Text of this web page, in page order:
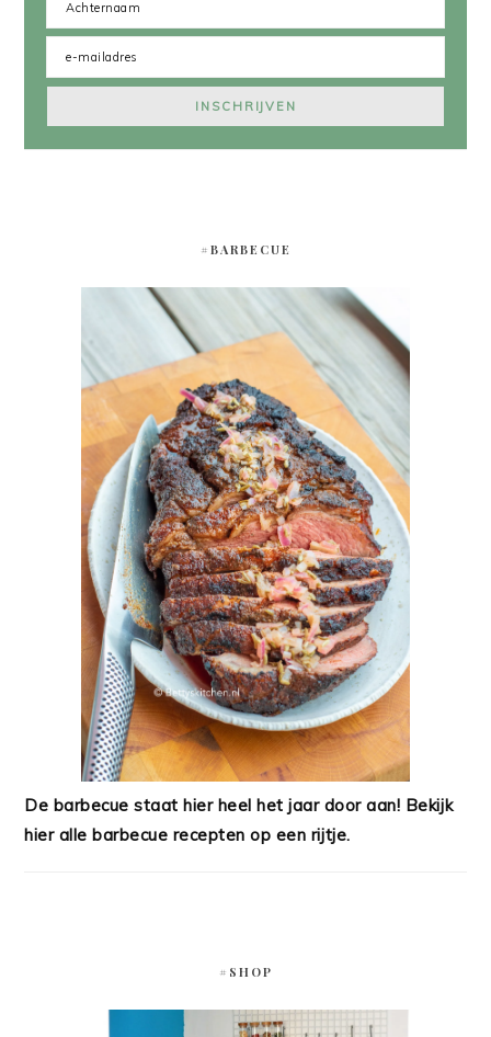
#BARBECUE
De barbecue staat hier heel het jaar door aan! Bekijk
hier alle barbecue recepten op een rijtje.
#SHOP